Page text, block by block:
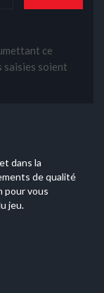
ce
saisies soient
dans la
de qualité
pour vous
jeu.